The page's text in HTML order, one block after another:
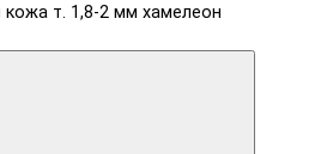
т. 1,8-2 мм хамелеон